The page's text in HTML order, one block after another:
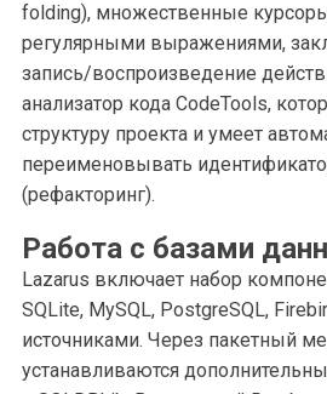
folding), множественные
регулярными выражениями,
запись/воспроизведение
анализатор кода CodeTools,
структуру проекта и умеет
переименовывать
(рефакторинг).
Работа с базами
Lazarus включает набор
SQLite, MySQL, PostgreSQL,
источниками. Через пакетный
устанавливаются